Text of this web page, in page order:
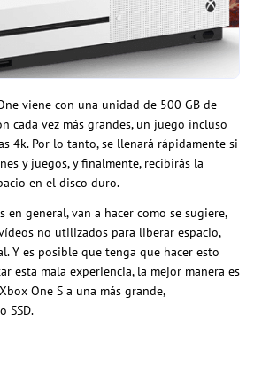
viene con una unidad de 500 GB de
cada vez más grandes, un juego incluso
4k. Por lo tanto, se llenará rápidamente si
y juegos, y finalmente, recibirás la
en el disco duro.
en general, van a hacer como se sugiere,
no utilizados para liberar espacio,
Y es posible que tenga que hacer esto
esta mala experiencia, la mejor manera es
One S a una más grande,
SSD.